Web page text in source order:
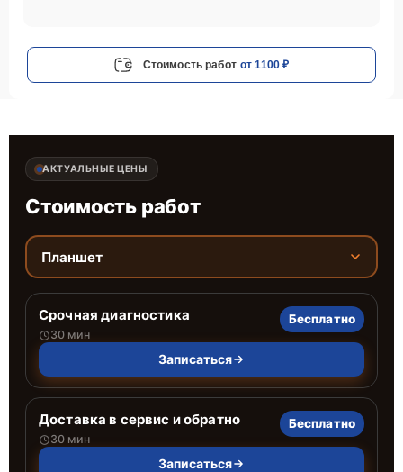
Стоимость работ от 1100 ₽
АКТУАЛЬНЫЕ ЦЕНЫ
Стоимость работ
Планшет
Срочная диагностика
30 мин
Бесплатно
Записаться
Доставка в сервис и обратно
30 мин
Бесплатно
Записаться